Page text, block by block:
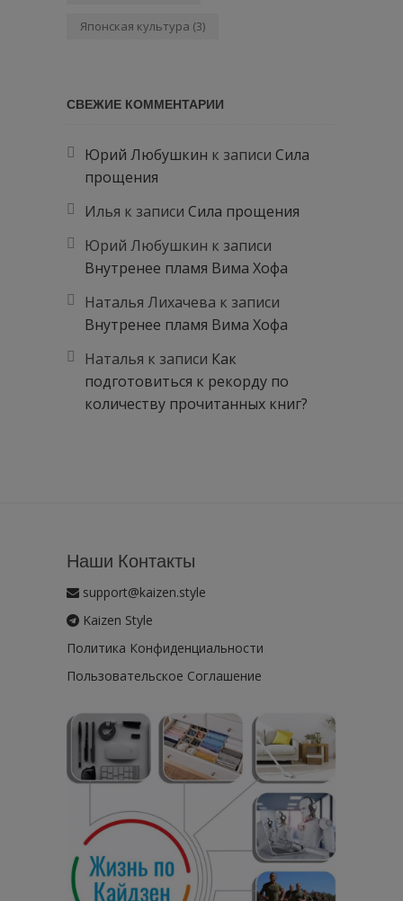
Японская культура (3)
СВЕЖИЕ КОММЕНТАРИИ
Юрий Любушкин к записи Сила
прощения
Илья к записи Сила прощения
Юрий Любушкин к записи
Внутренее пламя Вима Хофа
Наталья Лихачева к записи
Внутренее пламя Вима Хофа
Наталья к записи Как
подготовиться к рекорду по
количеству прочитанных книг?
Наши Контакты
support@kaizen.style
Kaizen Style
Политика Конфиденциальности
Пользовательское Соглашение